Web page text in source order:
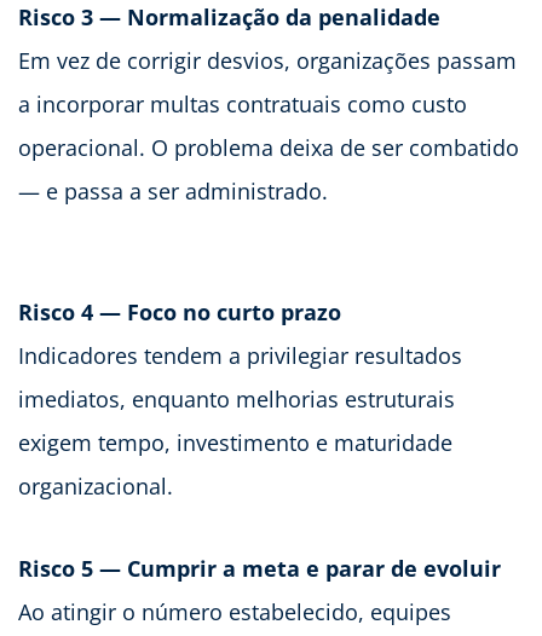
Risco 3 — Normalização da penalidade
Em vez de corrigir desvios, organizações passam
a incorporar multas contratuais como custo
operacional. O problema deixa de ser combatido
— e passa a ser administrado.
Risco 4 — Foco no curto prazo
Indicadores tendem a privilegiar resultados
imediatos, enquanto melhorias estruturais
exigem tempo, investimento e maturidade
organizacional.
Risco 5 — Cumprir a meta e parar de evoluir
Ao atingir o número estabelecido, equipes